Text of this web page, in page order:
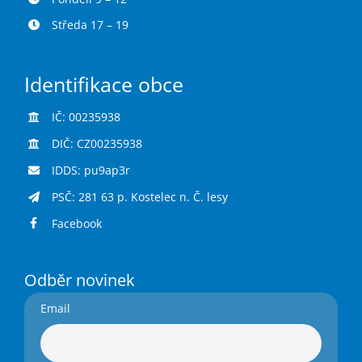
Středa 17 – 19
Identifikace obce
IČ: 00235938
DIČ: CZ00235938
IDDS: pu9ap3r
PSČ: 281 63 p. Kostelec n. Č. lesy
Facebook
Odběr novinek
Email